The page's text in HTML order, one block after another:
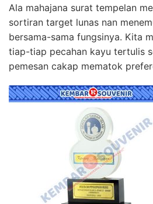
Ala mahajana surat tempelan
sortiran target lunas nan
bersama-sama fungsinya. Kita
tiap-tiap pecahan kayu tertulis
pemesan cakap mematok